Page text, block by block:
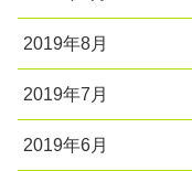
2019年8月
2019年7月
2019年6月